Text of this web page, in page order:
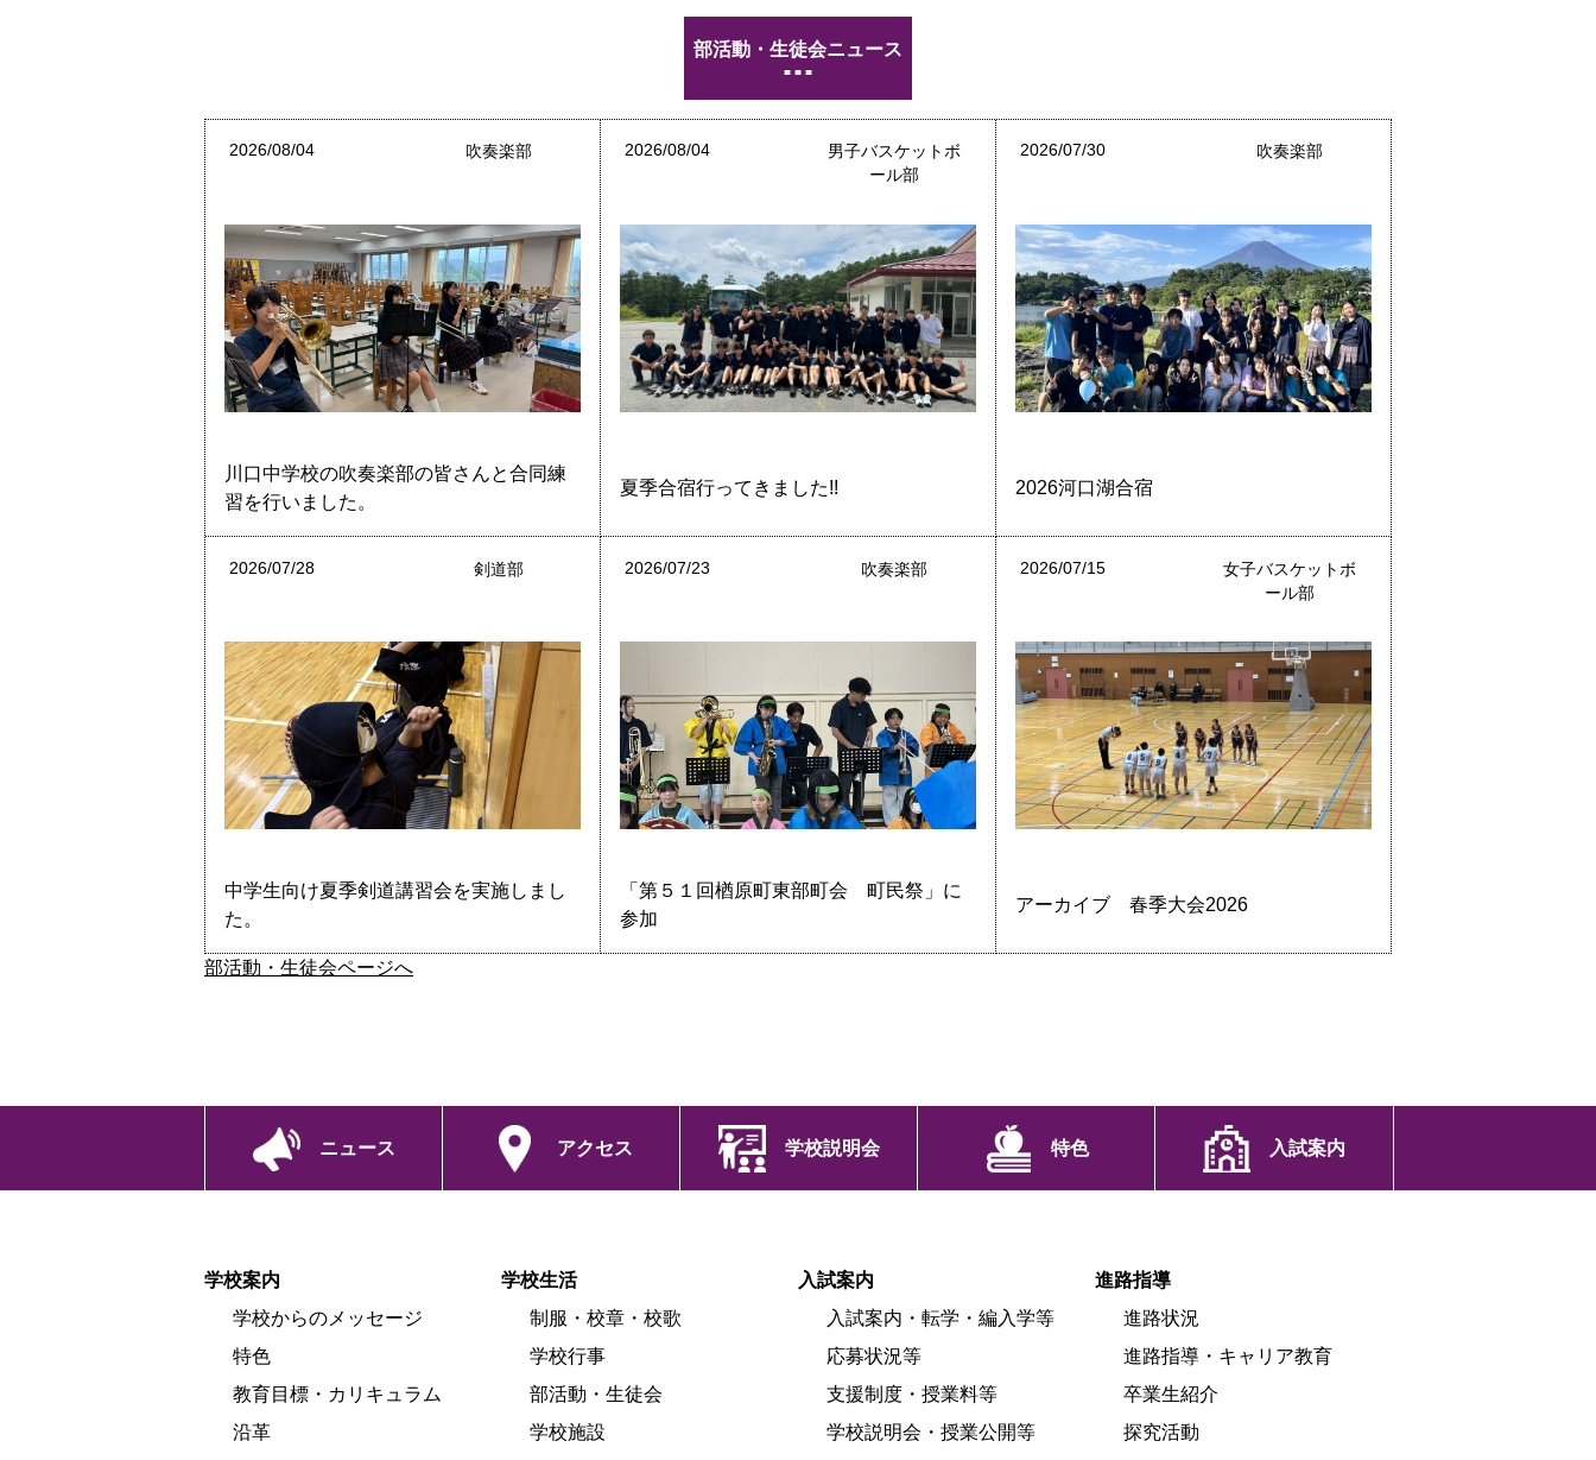
部活動・生徒会ニュース
2026/08/04 吹奏楽部
川口中学校の吹奏楽部の皆さんと合同練
習を行いました。
2026/08/04
男子バスケットボ
ール部
夏季合宿行ってきました!!
2026/07/30 吹奏楽部
2026河口湖合宿
2026/07/28 剣道部
中学生向け夏季剣道講習会を実施しまし
た。
2026/07/23 吹奏楽部
「第５１回楢原町東部町会 町民祭」に
参加
2026/07/15
女子バスケットボ
ール部
アーカイブ 春季大会2026
部活動・生徒会ページへ
ニュース アクセス 学校説明会 特色 入試案内
学校案内
学校からのメッセージ
特色
教育目標・カリキュラム
沿革
学校生活
制服・校章・校歌
学校行事
部活動・生徒会
学校施設
入試案内
入試案内・転学・編入学等
応募状況等
支援制度・授業料等
学校説明会・授業公開等
進路指導
進路状況
進路指導・キャリア教育
卒業生紹介
探究活動